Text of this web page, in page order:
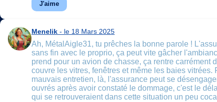
J'aime
Menelik - le 18 Mars 2025
Ah, MétalAigle31, tu prêches la bonne parole !
sans fin avec le proprio, ça peut vite gâcher
prend pour un avion de chasse, ça rentre
couvre les vitres, fenêtres et même les baies
mauvais entretien, là, l'assurance peut se
ouvrés après avoir constaté le dommage, c'est le
qui se retrouveraient dans cette situation un peu